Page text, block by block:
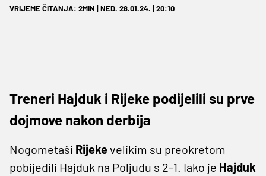
VRIJEME ČITANJA: 2MIN | NED. 28.01.24. | 20:10
Treneri Hajduk i Rijeke podijelili su prve
dojmove nakon derbija
Nogometaši Rijekevelikim su preokretom
pobijedili Hajduk na Poljudu s 2-1. Iako je Hajduk